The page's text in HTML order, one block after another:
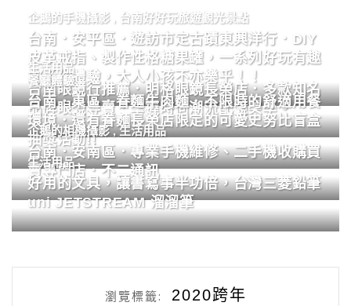
企鵝的手機攝影 台南好好玩旅遊觀光景點
台南．安平區．遊訪市定古蹟東興洋行．DIY
皮革戒指、製作性格糖果罐，一系列好玩有趣
的手作體驗，大人小孩不亦樂乎！！
生活用品
台南眼鏡行推薦．明格眼鏡長榮店．多款知名
品牌眼鏡專賣．掌握時尚潮流配鏡美學。
餐廳體驗
台南．東區．眷麵牛肉麵．不限時的舒適用餐
環境．還有眷麵長榮店限定的可愛史努比盲盒
抽獎活動!!
企鵝的相機攝影,生活用品
台南．安南區．專業手機維修、二手機收購買
賣專門店．不二通訊
生活用品
好用的文具，讓書寫事半功倍，台灣三菱鉛筆
uni JETSTREAM 溜溜筆
瀏覽標籤: 2020跨年